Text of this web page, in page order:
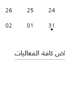
24
25
26
31
01
02
كافة الفعاليات